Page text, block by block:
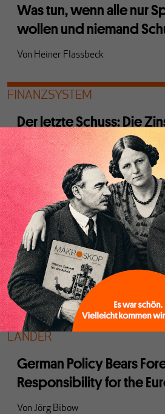
Was tun, wenn alle nur
wollen und niemand
Von Heiner Flassbeck
FINANZSYSTEM
Der letzte Schuss: Die
EZB ist der verzweifelte
Deflation abzuwenden
VonHeiner Flassbeckund
LÄNDER
Whatever happened to
(economic) Spring?
VonRaja Khalidi
LÄNDER
German Policy Bears
Responsibility for the
Von Jörg Bibow